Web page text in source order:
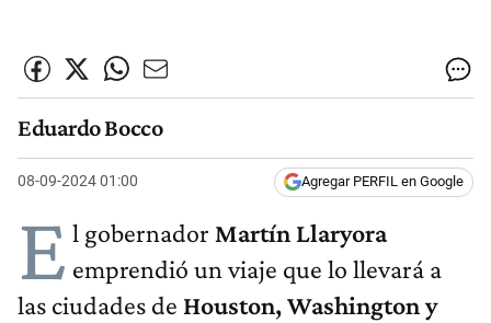
Eduardo Bocco
08-09-2024 01:00 Agregar PERFIL en Google
E l gobernador Martín Llaryora
emprendió un viaje que lo llevará a
las ciudades de Houston, Washington y